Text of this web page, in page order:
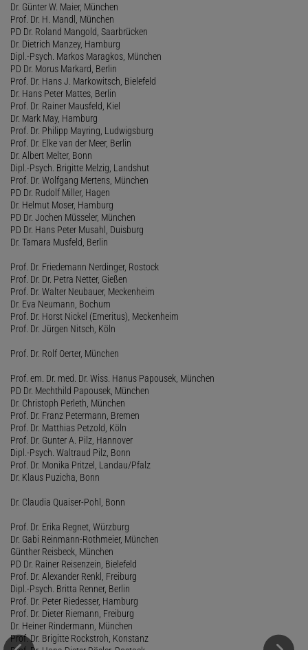
Dr. Günter W. Maier, München
Prof. Dr. H. Mandl, München
PD Dr. Roland Mangold, Saarbrücken
Dr. Dietrich Manzey, Hamburg
Dipl.-Psych. Markos Maragkos, München
PD Dr. Morus Markard, Berlin
Prof. Dr. Hans J. Markowitsch, Bielefeld
Dr. Hans Peter Mattes, Berlin
Prof. Dr. Rainer Mausfeld, Kiel
Dr. Mark May, Hamburg
Prof. Dr. Philipp Mayring, Ludwigsburg
Prof. Dr. Elke van der Meer, Berlin
Dr. Albert Melter, Bonn
Dipl.-Psych. Brigitte Melzig, Landshut
Prof. Dr. Wolfgang Mertens, München
PD Dr. Rudolf Miller, Hagen
Dr. Helmut Moser, Hamburg
PD Dr. Jochen Müsseler, München
PD Dr. Hans Peter Musahl, Duisburg
Dr. Tamara Musfeld, Berlin
Prof. Dr. Friedemann Nerdinger, Rostock
Prof. Dr. Dr. Petra Netter, Gießen
Prof. Dr. Walter Neubauer, Meckenheim
Dr. Eva Neumann, Bochum
Prof. Dr. Horst Nickel (Emeritus), Meckenheim
Prof. Dr. Jürgen Nitsch, Köln
Prof. Dr. Rolf Oerter, München
Prof. em. Dr. med. Dr. Wiss. Hanus Papousek, München
PD Dr. Mechthild Papousek, München
Dr. Christoph Perleth, München
Prof. Dr. Franz Petermann, Bremen
Prof. Dr. Matthias Petzold, Köln
Prof. Dr. Gunter A. Pilz, Hannover
Dipl.-Psych. Waltraud Pilz, Bonn
Prof. Dr. Monika Pritzel, Landau/Pfalz
Dr. Klaus Puzicha, Bonn
Dr. Claudia Quaiser-Pohl, Bonn
Prof. Dr. Erika Regnet, Würzburg
Dr. Gabi Reinmann-Rothmeier, München
Günther Reisbeck, München
PD Dr. Rainer Reisenzein, Bielefeld
Prof. Dr. Alexander Renkl, Freiburg
Dipl.-Psych. Britta Renner, Berlin
Prof. Dr. Peter Riedesser, Hamburg
Prof. Dr. Dieter Riemann, Freiburg
Dr. Heiner Rindermann, München
Prof. Dr. Brigitte Rockstroh, Konstanz